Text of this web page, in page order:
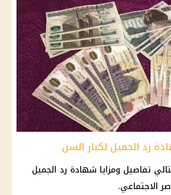
رد الجميل لكبار السن
تفاصيل ومزايا شهادة رد الجميل
الاجتماعي.